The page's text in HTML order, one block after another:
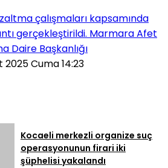
çalışmaları kapsamında
gerçekleştirildi. Marmara Afet
Daire Başkanlığı
2025 Cuma 14:23
Kocaeli merkezli organize suç
operasyonunun firari iki
şüphelisi yakalandı